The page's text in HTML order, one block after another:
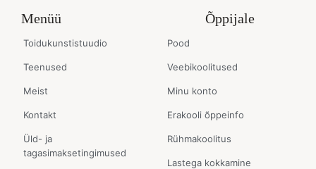
Menüü
Toidukunstistuudio
Teenused
Meist
Kontakt
Üld- ja
tagasimaksetingimused
Õppijale
Pood
Veebikoolitused
Minu konto
Erakooli õppeinfo
Rühmakoolitus
Lastega kokkamine